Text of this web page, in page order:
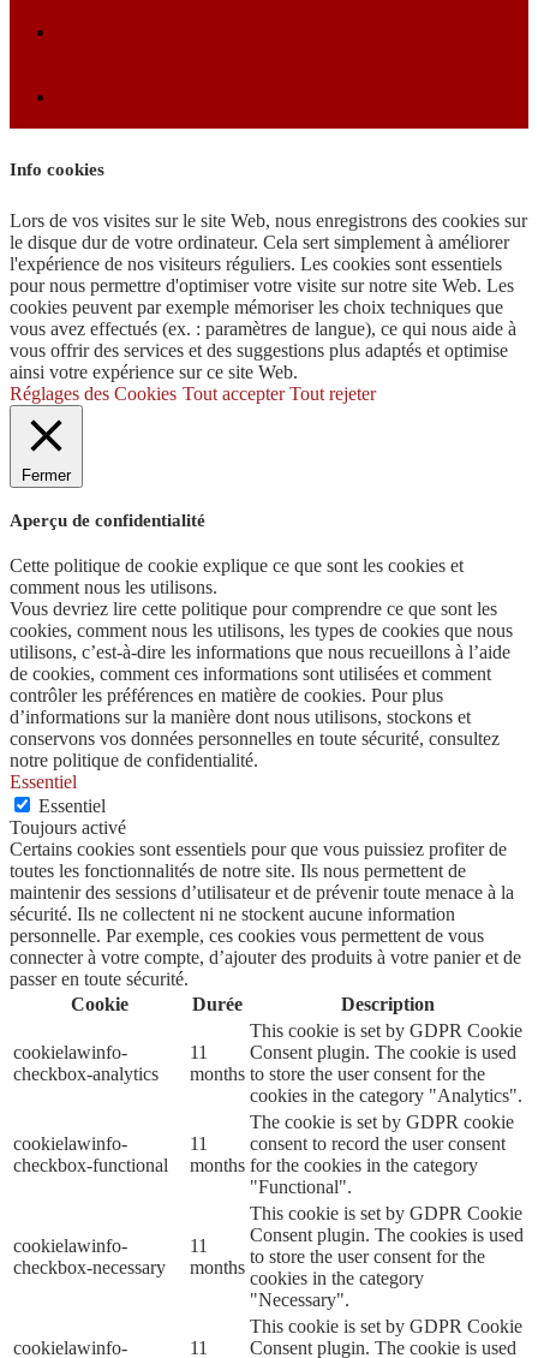
Info cookies
Lors de vos visites sur le site Web, nous enregistrons des cookies sur
le disque dur de votre ordinateur. Cela sert simplement à améliorer
l'expérience de nos visiteurs réguliers. Les cookies sont essentiels
pour nous permettre d'optimiser votre visite sur notre site Web. Les
cookies peuvent par exemple mémoriser les choix techniques que
vous avez effectués (ex. : paramètres de langue), ce qui nous aide à
vous offrir des services et des suggestions plus adaptés et optimise
ainsi votre expérience sur ce site Web.
Réglages des Cookies Tout accepter Tout rejeter
Fermer
Aperçu de confidentialité
Cette politique de cookie explique ce que sont les cookies et
comment nous les utilisons.
Vous devriez lire cette politique pour comprendre ce que sont les
cookies, comment nous les utilisons, les types de cookies que nous
utilisons, c’est-à-dire les informations que nous recueillons à l’aide
de cookies, comment ces informations sont utilisées et comment
contrôler les préférences en matière de cookies. Pour plus
d’informations sur la manière dont nous utilisons, stockons et
conservons vos données personnelles en toute sécurité, consultez
notre politique de confidentialité.
Essentiel
Essentiel
Toujours activé
Certains cookies sont essentiels pour que vous puissiez profiter de
toutes les fonctionnalités de notre site. Ils nous permettent de
maintenir des sessions d’utilisateur et de prévenir toute menace à la
sécurité. Ils ne collectent ni ne stockent aucune information
personnelle. Par exemple, ces cookies vous permettent de vous
connecter à votre compte, d’ajouter des produits à votre panier et de
passer en toute sécurité.
Cookie
Durée Description
cookielawinfo-
checkbox-analytics
11
months
This cookie is set by GDPR Cookie
Consent plugin. The cookie is used
to store the user consent for the
cookies in the category "Analytics".
cookielawinfo-
checkbox-functional
11
months
The cookie is set by GDPR cookie
consent to record the user consent
for the cookies in the category
"Functional".
cookielawinfo-
checkbox-necessary
11
months
This cookie is set by GDPR Cookie
Consent plugin. The cookies is used
to store the user consent for the
cookies in the category
"Necessary".
cookielawinfo-
11
This cookie is set by GDPR Cookie
Consent plugin. The cookie is used